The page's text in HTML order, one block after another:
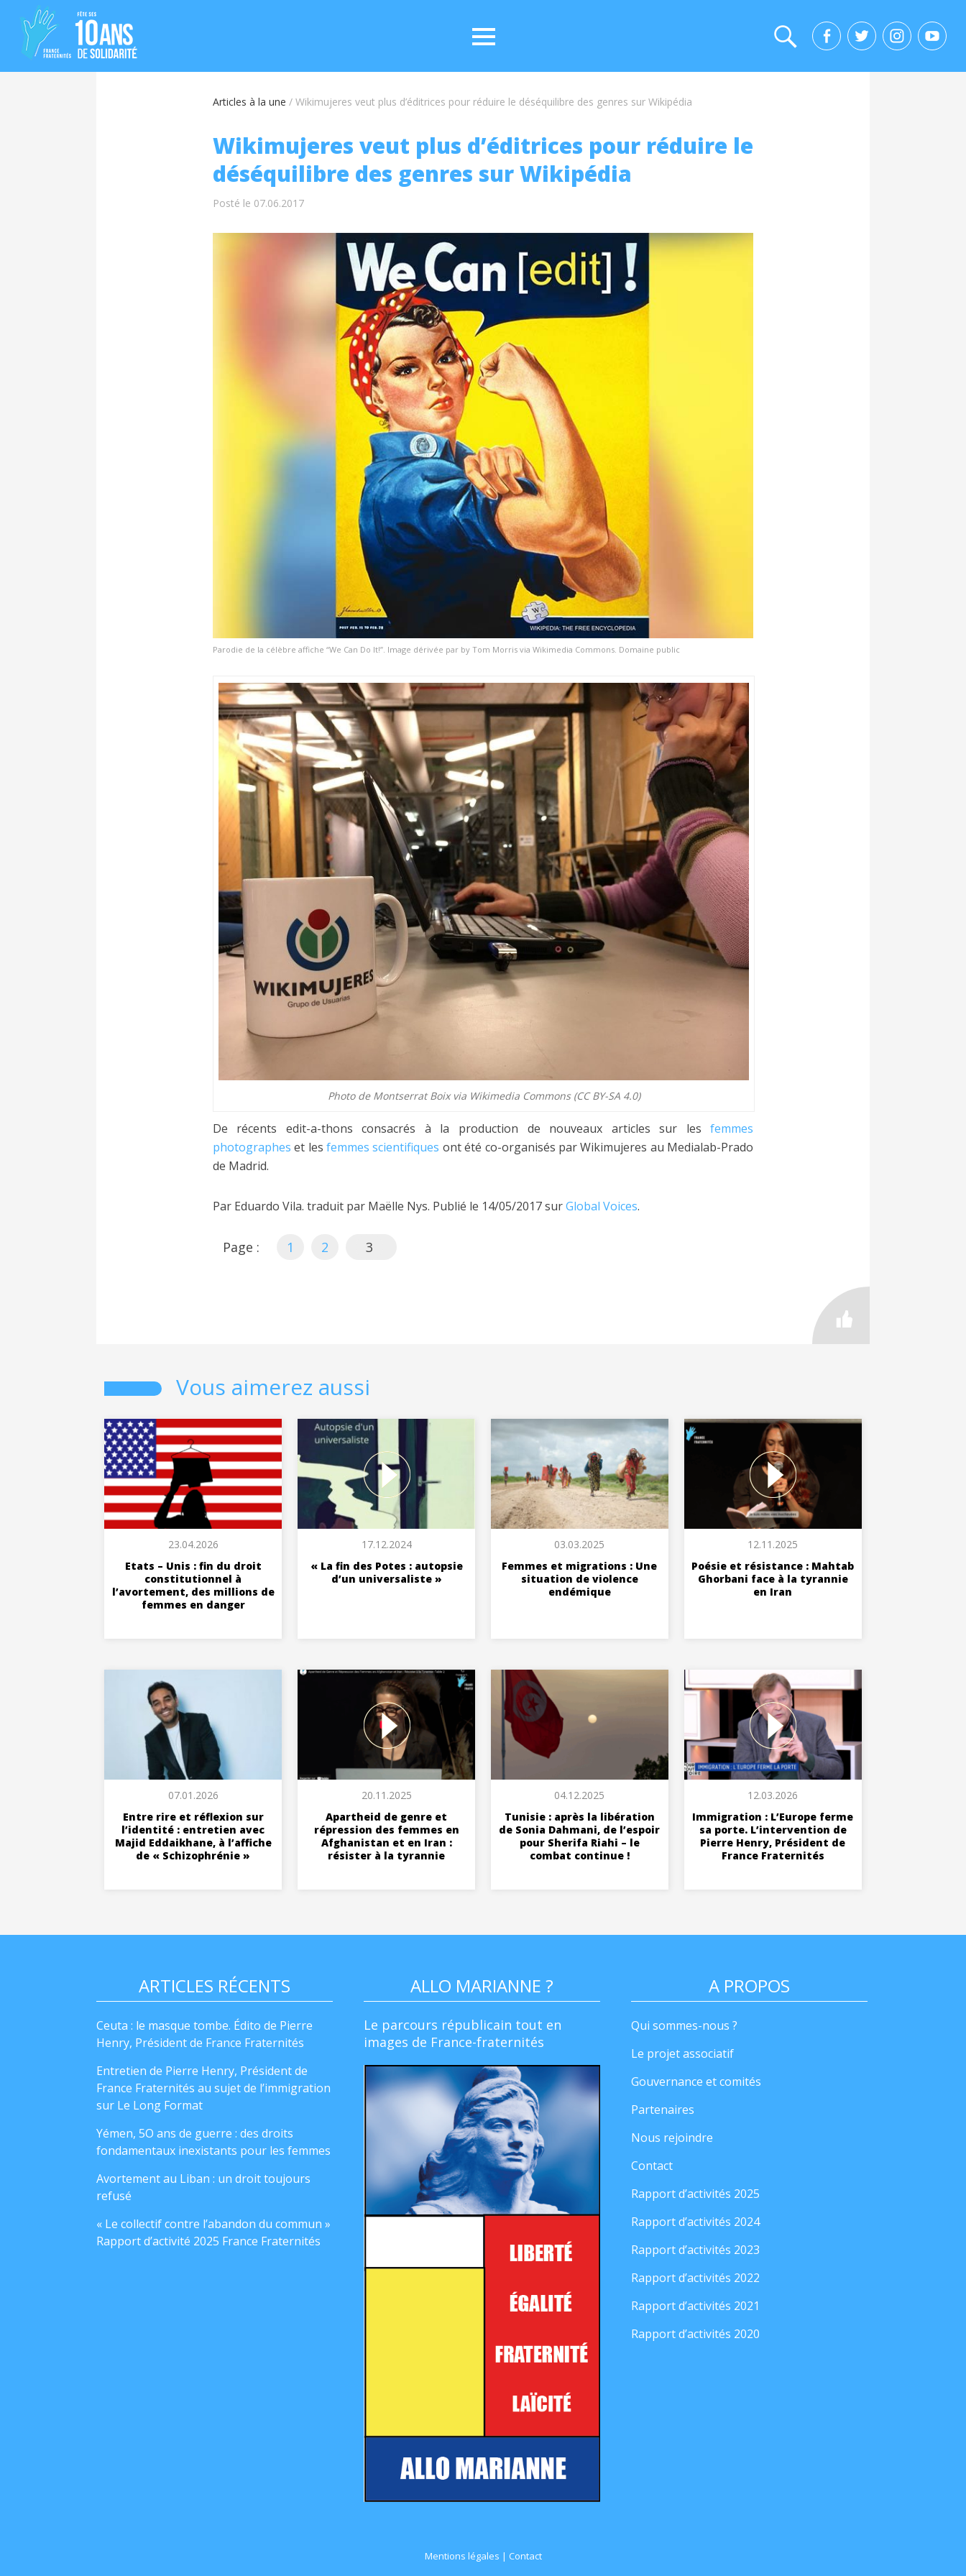
Articles à la une / Wikimujeres veut plus d’éditrices pour réduire le déséquilibre des genres sur Wikipédia
Wikimujeres veut plus d’éditrices pour réduire le
déséquilibre des genres sur Wikipédia
Posté le 07.06.2017
Parodie de la célèbre affiche “We Can Do It!”. Image dérivée par by Tom Morris via Wikimedia Commons. Domaine public
Photo de Montserrat Boix via Wikimedia Commons (CC BY-SA 4.0)
De récents edit-a-thons consacrés à la production de nouveaux articles sur lesfemmes
photographes et les femmes scientifiques ont été co-organisés par Wikimujeres au Medialab-Prado
de Madrid.
Par Eduardo Vila. traduit par Maëlle Nys. Publié le 14/05/2017 surGlobal Voices.
Page : 1 2 3
Vous aimerez aussi
23.04.2026
Etats – Unis : fin du droit
constitutionnel à
l’avortement, des millions de
femmes en danger
17.12.2024
« La fin des Potes : autopsie
d’un universaliste »
03.03.2025
Femmes et migrations : Une
situation de violence
endémique
12.11.2025
Poésie et résistance : Mahtab
Ghorbani face à la tyrannie
en Iran
07.01.2026
Entre rire et réflexion sur
l’identité : entretien avec
Majid Eddaikhane, à l’affiche
de « Schizophrénie »
20.11.2025
Apartheid de genre et
répression des femmes en
Afghanistan et en Iran :
résister à la tyrannie
04.12.2025
Tunisie : après la libération
de Sonia Dahmani, de l’espoir
pour Sherifa Riahi – le
combat continue !
12.03.2026
Immigration : L’Europe ferme
sa porte. L’intervention de
Pierre Henry, Président de
France Fraternités
ARTICLES RÉCENTS
Ceuta : le masque tombe. Édito de Pierre
Henry, Président de France Fraternités
Entretien de Pierre Henry, Président de
France Fraternités au sujet de l’immigration
sur Le Long Format
Yémen, 5O ans de guerre : des droits
fondamentaux inexistants pour les femmes
Avortement au Liban : un droit toujours
refusé
« Le collectif contre l’abandon du commun »
Rapport d’activité 2025 France Fraternités
ALLO MARIANNE ?
Le parcours républicain tout en
images de France-fraternités
A PROPOS
Qui sommes-nous ?
Le projet associatif
Gouvernance et comités
Partenaires
Nous rejoindre
Contact
Rapport d’activités 2025
Rapport d’activités 2024
Rapport d’activités 2023
Rapport d’activités 2022
Rapport d’activités 2021
Rapport d’activités 2020
Mentions légales | Contact